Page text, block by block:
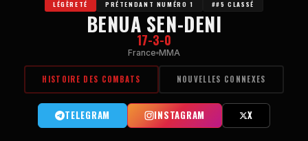
LÉGÈRETÉ PRÉTENDANT NUMÉRO 1 ##5 CLASSÉ
BENUA SEN-DENI
17-3-0
France MMA
HISTOIRE DES COMBATS NOUVELLES CONNEXES
TELEGRAM INSTAGRAM X